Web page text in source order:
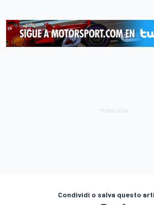
Condividi o salva questo